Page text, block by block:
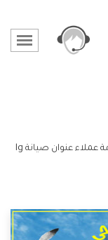
ارقام عنوان صيانة lg مركز خدمة عنوان صيانة lg خدمة عملاء عنوان صيانة lg